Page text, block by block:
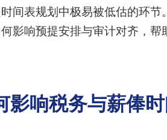
间表规划中极易被低估的环节
影响预提安排与审计对齐，帮
影响税务与薪俸